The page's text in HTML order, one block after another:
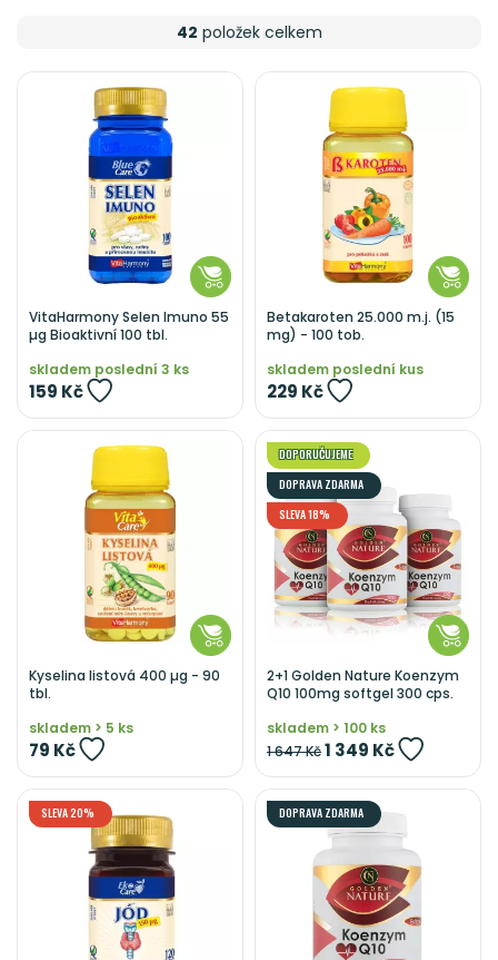
42 položek celkem
VitaHarmony Selen Imuno 55
µg Bioaktivní 100 tbl.
skladem poslední 3 ks
159 Kč
Betakaroten 25.000 m.j. (15
mg) - 100 tob.
skladem poslední kus
229 Kč
Kyselina listová 400 µg - 90
tbl.
skladem > 5 ks
79 Kč
DOPORUČUJEME
DOPRAVA ZDARMA
SLEVA 18%
2+1 Golden Nature Koenzym
Q10 100mg softgel 300 cps.
skladem > 100 ks
1 647 Kč1 349 Kč
SLEVA 20% DOPRAVA ZDARMA